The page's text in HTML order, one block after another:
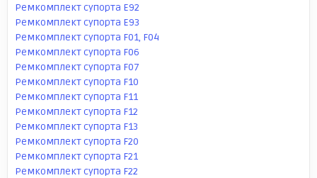
Ремкомплект супорта E92
Ремкомплект супорта E93
Ремкомплект супорта F01, F04
Ремкомплект супорта F06
Ремкомплект супорта F07
Ремкомплект супорта F10
Ремкомплект супорта F11
Ремкомплект супорта F12
Ремкомплект супорта F13
Ремкомплект супорта F20
Ремкомплект супорта F21
Ремкомплект супорта F22